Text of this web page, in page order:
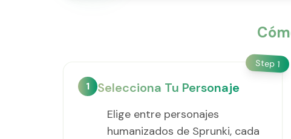
Step 1
1 Selecciona Tu Personaje
Elige entre personajes
humanizados de Sprunki, cada